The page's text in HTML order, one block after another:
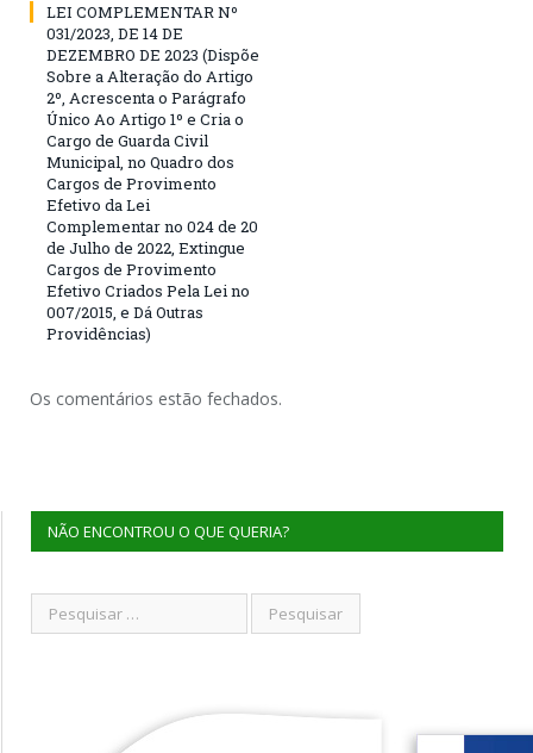
LEI COMPLEMENTAR Nº
031/2023, DE 14 DE
DEZEMBRO DE 2023 (Dispõe
Sobre a Alteração do Artigo
2º, Acrescenta o Parágrafo
Único Ao Artigo 1º e Cria o
Cargo de Guarda Civil
Municipal, no Quadro dos
Cargos de Provimento
Efetivo da Lei
Complementar no 024 de 20
de Julho de 2022, Extingue
Cargos de Provimento
Efetivo Criados Pela Lei no
007/2015, e Dá Outras
Providências)
Os comentários estão fechados.
NÃO ENCONTROU O QUE QUERIA?